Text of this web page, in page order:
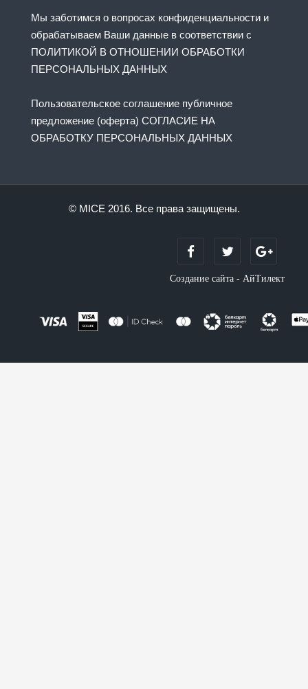
Мы заботимся о вопросах конфиденциальности и
обрабатываем Ваши данные в соответствии с
ПОЛИТИКОЙ В ОТНОШЕНИИ ОБРАБОТКИ
ПЕРСОНАЛЬНЫХ ДАННЫХ
Пользовательское соглашение публичное
предложение (оферта) СОГЛАСИЕ НА
ОБРАБОТКУ ПЕРСОНАЛЬНЫХ ДАННЫХ
© MICE 2016. Все права защищены.
Создание сайта - АйТилект